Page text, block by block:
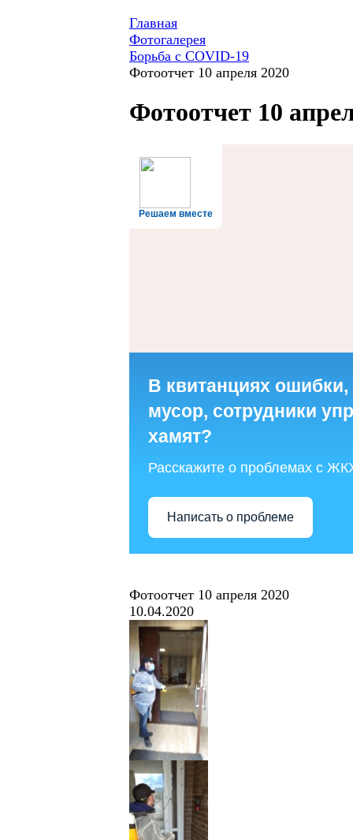
Главная
Фотогалерея
Борьба с COVID-19
Фотоотчет 10 апреля 2020
Фотоотчет 10
Решаем вместе
В квитанциях
мусор, сотрудники
хамят?
Расскажите о проблемах с
Написать о проблеме
Фотоотчет 10 апреля 2020
10.04.2020